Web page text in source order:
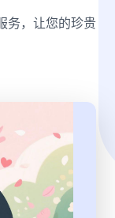
务，让您的珍贵